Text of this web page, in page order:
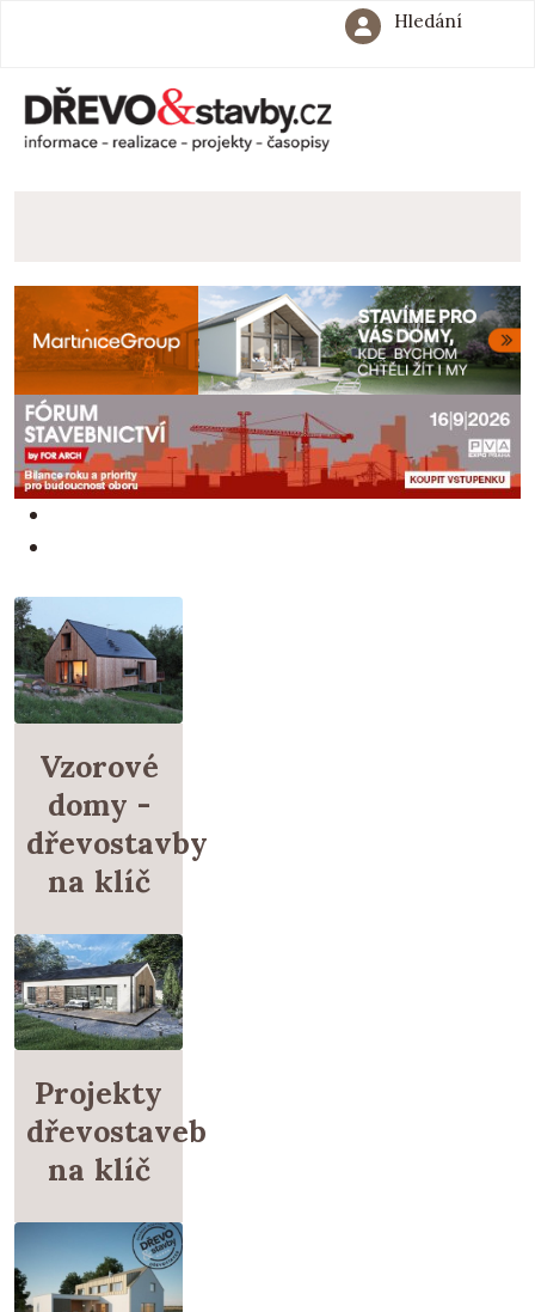
Hledání
Vzorové
domy -
dřevostavby
na klíč
Projekty
dřevostaveb
na klíč